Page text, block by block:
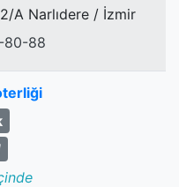
A Narlıdere / İzmir
80-88